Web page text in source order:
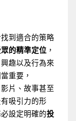
到適合的策略
眾的精準定位 ，
趣以及行為來
重要，
片、故事甚至
吸引力的形
設定明確的投